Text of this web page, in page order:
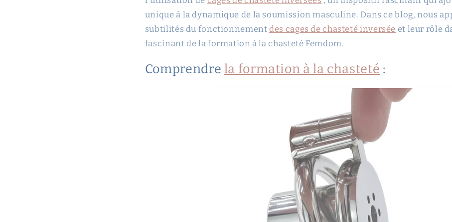
unique à la dynamique de la soumission masculine. Dans ce blog, nous
subtilités du fonctionnement des cages de chasteté inversée et leur rôle
fascinant de la formation à la chasteté Femdom.
Comprendre la formation à la chasteté :